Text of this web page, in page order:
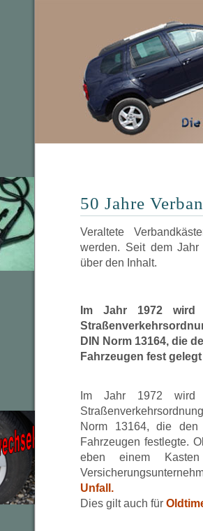
50 Jahre
Veraltete
werden. Seit dem Jahr
über den Inhalt.
Im Jahr 1972
DIN Norm 13164, die
Fahrzeugen fest
Im Jahr 1972
Norm 13164, die den
Fahrzeugen festlegte.
eben einem
Unfall.
Dies gilt auch für